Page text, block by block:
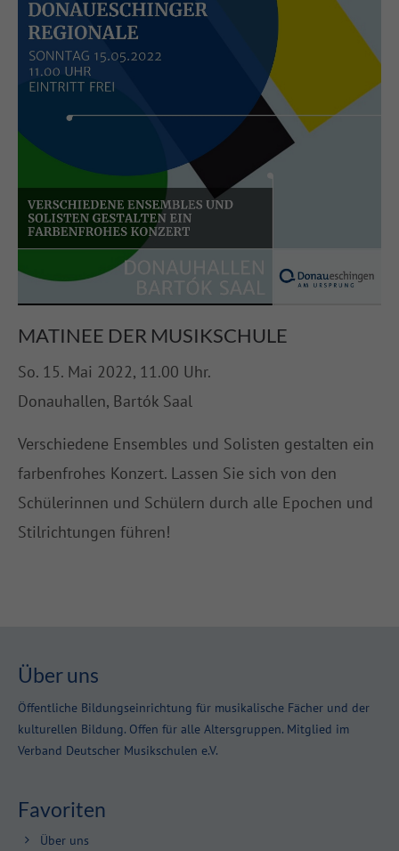
Cybersteel Inc.
376-293 City Road, Suite 600
San Francisco, CA 94102
+44 1234 567 890
Drop us a line
info@yourdomain.com
About us
Lorem ipsum dolor sit amet, consectetuer adipiscing elit.
Aenean commodo ligula eget dolor. Aenean massa. Cum sociis
ridiculus mus. Donec quam felis, ultricies nec.
MATINEE DER MUSIKSCHULE
So. 15. Mai 2022, 11.00 Uhr.
Donauhallen, Bartók Saal
Verschiedene Ensembles und Solisten gestalten ein
farbenfrohes Konzert. Lassen Sie sich von den
Schülerinnen und Schülern durch alle Epochen und
Stilrichtungen führen!
Über uns
Öffentliche Bildungseinrichtung für musikalische Fächer und der
kulturellen Bildung. Offen für alle Altersgruppen. Mitglied im
Verband Deutscher Musikschulen e.V.
Favoriten
Über uns